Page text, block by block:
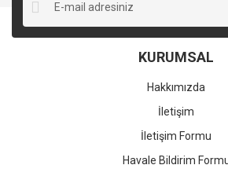
KURUMSAL
Hakkımızda
İletişim
İletişim Formu
Havale Bildirim